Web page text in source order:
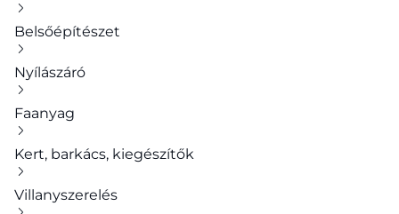
Belsőépítészet
Nyílászáró
Faanyag
Kert, barkács, kiegészítők
Villanyszerelés